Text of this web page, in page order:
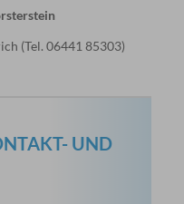
(Tel. 06441 85303)
UND